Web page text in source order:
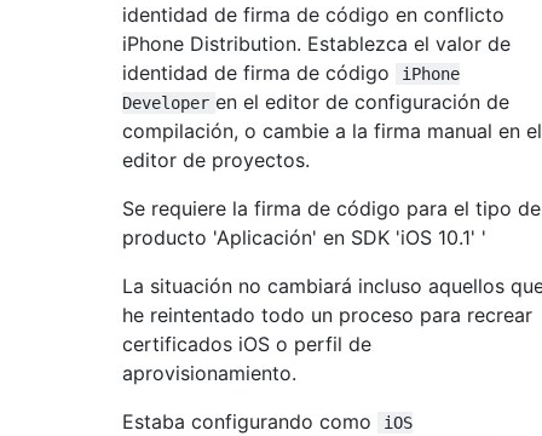
identidad de firma de código en conflicto
iPhone Distribution. Establezca el valor de
identidad de firma de código
iPhone
Developer en el editor de configuración de
compilación, o cambie a la firma manual en el
editor de proyectos.
Se requiere la firma de código para el tipo de
producto 'Aplicación' en SDK 'iOS 10.1' '
La situación no cambiará incluso aquellos
he reintentado todo un proceso para recrear
certificados iOS o perfil de
aprovisionamiento.
Estaba configurando como
iOS